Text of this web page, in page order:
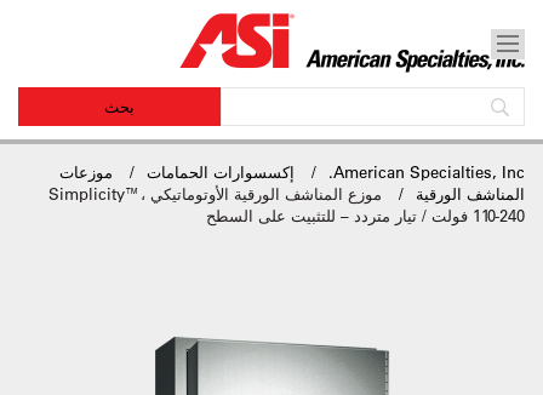
American Specialties, Inc. إكسسوارات الحمامات
موزعات
المناشف الورقية
موزع المناشف الورقية الأوتوماتيكي Simplicity™،
110-240 فولت / تيار متردد – للتثبيت على السطح